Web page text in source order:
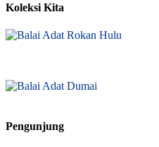
Koleksi Kita
Pengunjung